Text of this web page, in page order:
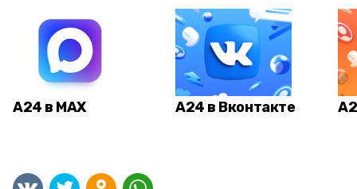
А24 в MAX А24 в Вконтакте